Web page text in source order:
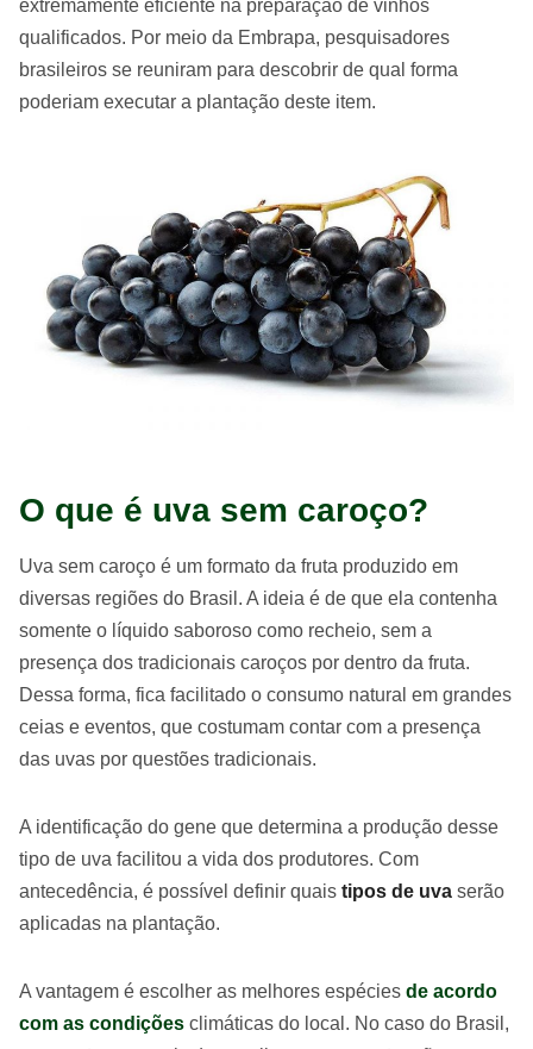
extremamente eficiente na preparação de vinhos
qualificados. Por meio da Embrapa, pesquisadores
brasileiros se reuniram para descobrir de qual forma
poderiam executar a plantação deste item.
O que é uva sem caroço?
Uva sem caroço é um formato da fruta produzido em
diversas regiões do Brasil. A ideia é de que ela contenha
somente o líquido saboroso como recheio, sem a
presença dos tradicionais caroços por dentro da fruta.
Dessa forma, fica facilitado o consumo natural em grandes
ceias e eventos, que costumam contar com a presença
das uvas por questões tradicionais.
A identificação do gene que determina a produção desse
tipo de uva facilitou a vida dos produtores. Com
antecedência, é possível definir quais tipos de uva serão
aplicadas na plantação.
A vantagem é escolher as melhores espécies de acordo
com as condições climáticas do local. No caso do Brasil,